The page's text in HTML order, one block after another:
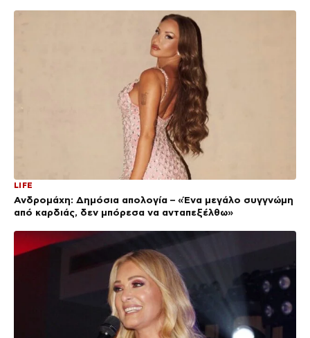
LIFE
Ανδρομάχη: Δημόσια απολογία – «Ένα μεγάλο συγγνώμη
από καρδιάς, δεν μπόρεσα να ανταπεξέλθω»